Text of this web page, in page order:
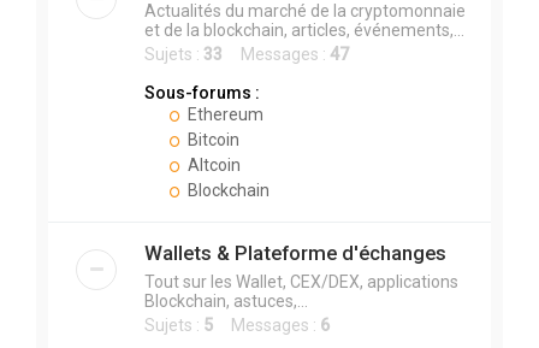
Actualités du marché de la cryptomonnaie
et de la blockchain, articles, événements,...
Sujets : 33 Messages : 47
Sous-forums :
Ethereum
Bitcoin
Altcoin
Blockchain
Wallets & Plateforme d'échanges
Tout sur les Wallet, CEX/DEX, applications
Blockchain, astuces,...
Sujets : 5 Messages : 6